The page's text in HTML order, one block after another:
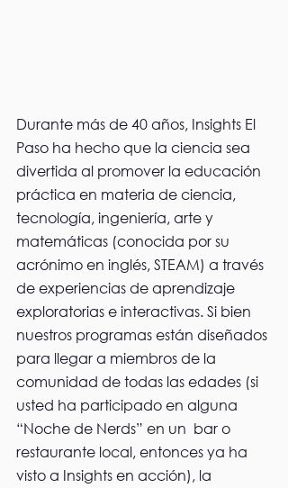
Durante más de 40 años, Insights El
Paso ha hecho que la ciencia sea
divertida al promover la educación
práctica en materia de ciencia,
tecnología, ingeniería, arte y
matemáticas (conocida por su
acrónimo en inglés, STEAM) a través
de experiencias de aprendizaje
exploratorias e interactivas. Si bien
nuestros programas están diseñados
para llegar a miembros de la
comunidad de todas las edades (si
usted ha participado en alguna
“Noche de Nerds” en un  bar o
restaurante local, entonces ya ha
visto a Insights en acción), la